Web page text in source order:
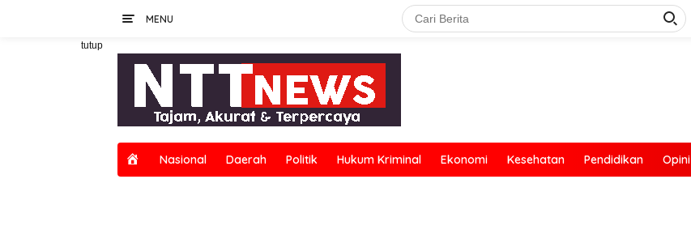
MENU
tutup
o
Nasional Daerah Politik Hukum Kriminal Ekonomi Kesehatan Pendidikan Opini